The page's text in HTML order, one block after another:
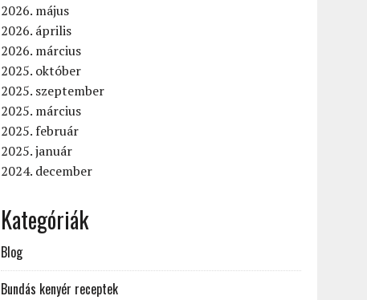
2026. május
2026. április
2026. március
2025. október
2025. szeptember
2025. március
2025. február
2025. január
2024. december
Kategóriák
Blog
Bundás kenyér receptek